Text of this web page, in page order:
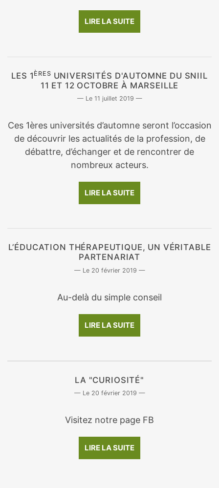
LIRE LA SUITE
LES 1 ÈRES UNIVERSITÉS D'AUTOMNE DU SNIIL
11 ET 12 OCTOBRE À MARSEILLE
11 juillet 2019
Ces 1ères universités d’automne seront l’occasion
de découvrir les actualités de la profession, de
débattre, d’échanger et de rencontrer de
nombreux acteurs.
LIRE LA SUITE
L’ÉDUCATION THÉRAPEUTIQUE, UN VÉRITABLE
PARTENARIAT
20 février 2019
Au-delà du simple conseil
LIRE LA SUITE
LA "CURIOSITÉ"
20 février 2019
Visitez notre page FB
LIRE LA SUITE